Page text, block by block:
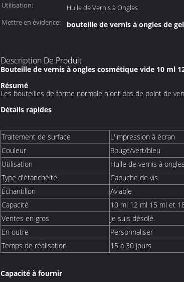
Utilisation:
Huile de Vernis à Ongles
Mettre en évidence:
bouteille de vernis à ongles de gel
Description De Produit
Bouteille de vernis à ongles cosmétique vide 10 ml
Résumé
Les bouteilles de forme normale n'ont pas de point de
Détails rapides
Traitement de surface
L'impression à écran
Couleur
Rouge/vert/bleu
Utilisation
Huile de vernis à ongles
Type d'étanchéité
Capuche de vis
Échantillon
Aviable
Capacité
10 ml 12 ml 15 ml et
Ventes en gros
Je suis désolé.
En outre
Personnaliser
Temps de réalisation
15 à 30 jours
Capacité à fournir